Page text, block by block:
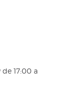
de 17:00 a